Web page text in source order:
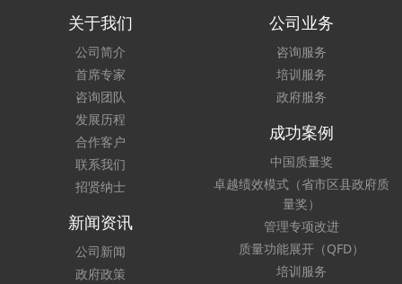
关于我们
公司简介
首席专家
咨询团队
发展历程
合作客户
联系我们
招贤纳士
公司业务
咨询服务
培训服务
政府服务
成功案例
中国质量奖
卓越绩效模式（省市区县政府质
量奖）
管理专项改进
质量功能展开（QFD）
培训服务
新闻资讯
公司新闻
政府政策